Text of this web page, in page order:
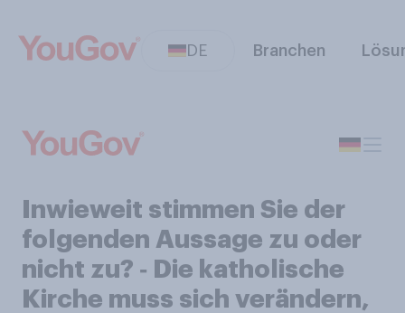
DE Branchen
Inwieweit stimmen Sie der
folgenden Aussage zu oder
nicht zu? ‑ Die katholische
Kirche muss sich verändern,